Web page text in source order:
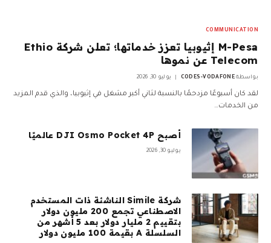
COMMUNICATION
M-Pesa إثيوبيا تعزز خدماتها؛ تعلن شركة Ethio
Telecom عن نموها
بواسطة CODES-VODAFONE يوليو 30, 2026
لقد كان أسبوعًا مزدحمًا بالنسبة لثاني أكبر مشغل في إثيوبيا، والذي قدم المزيد
من الخدمات…
أصبح DJI Osmo Pocket 4P عالميًا
يوليو 30, 2026
شركة Simile الناشئة ذات المستخدم
الاصطناعي تجمع 200 مليون دولار
بتقييم 2 مليار دولار بعد 5 أشهر من
السلسلة A بقيمة 100 مليون دولار